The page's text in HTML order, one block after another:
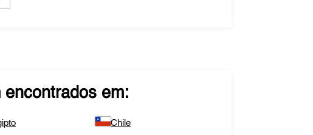
encontrados em:
Chile